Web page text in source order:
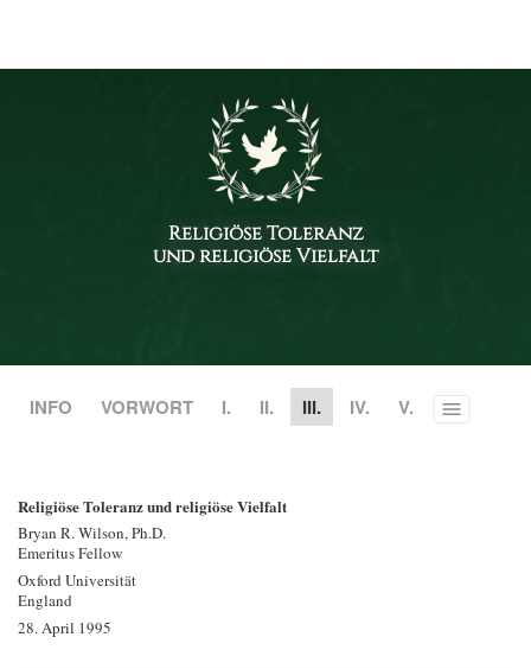
Religiöse Toleranz
und religiöse Vielfalt
INFO VORWORT I. II. III. IV. V. Toggle
Religiöse Toleranz und religiöse Vielfalt
Bryan R. Wilson, Ph.D.
Emeritus Fellow
Oxford Universität
England
28. April 1995